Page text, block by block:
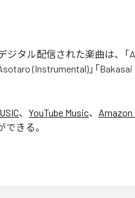
タル配信された楽曲は、「
(Instrumental)」「Bakasai
、 YouTube Music、 Amazon
きる。